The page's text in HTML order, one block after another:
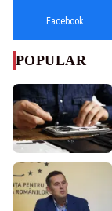
Facebook
POPULAR